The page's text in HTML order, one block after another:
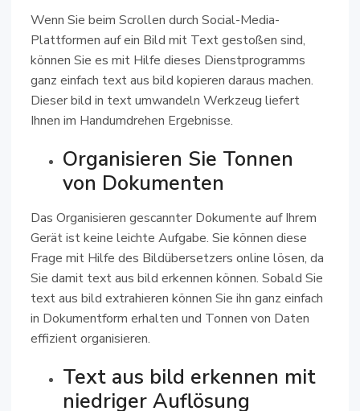
Wenn Sie beim Scrollen durch Social-Media-
Plattformen auf ein Bild mit Text gestoßen sind,
können Sie es mit Hilfe dieses Dienstprogramms
ganz einfach text aus bild kopieren daraus machen.
Dieser bild in text umwandeln Werkzeug liefert
Ihnen im Handumdrehen Ergebnisse.
Organisieren Sie Tonnen
von Dokumenten
Das Organisieren gescannter Dokumente auf Ihrem
Gerät ist keine leichte Aufgabe. Sie können diese
Frage mit Hilfe des Bildübersetzers online lösen, da
Sie damit text aus bild erkennen können. Sobald Sie
text aus bild extrahieren können Sie ihn ganz einfach
in Dokumentform erhalten und Tonnen von Daten
effizient organisieren.
Text aus bild erkennen mit
niedriger Auflösung